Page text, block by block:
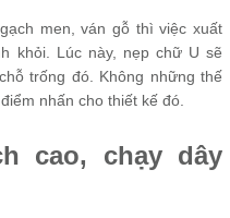
men, ván gỗ thì việc xuất
khỏi. Lúc này, nẹp chữ U sẽ
trống đó. Không những thế
nhấn cho thiết kế đó.
cao, chạy dây